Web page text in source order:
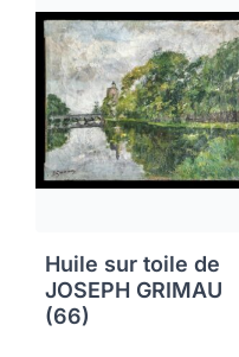
Huile sur toile de
JOSEPH GRIMAU
(66)